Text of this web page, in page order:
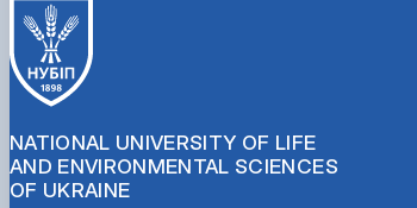
NATIONAL UNIVERSITY OF LIFE
AND ENVIRONMENTAL SCIENCES
OF UKRAINE